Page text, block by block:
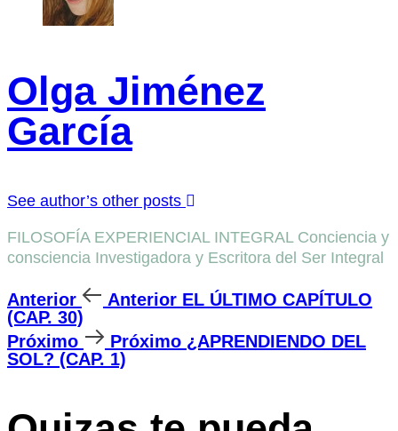
Olga Jiménez
García
See author’s other posts
FILOSOFÍA EXPERIENCIAL INTEGRAL Conciencia y
consciencia Investigadora y Escritora del Ser Integral
Anterior Anterior EL ÚLTIMO CAPÍTULO
(CAP. 30)
Próximo
Próximo ¿APRENDIENDO DEL
SOL? (CAP. 1)